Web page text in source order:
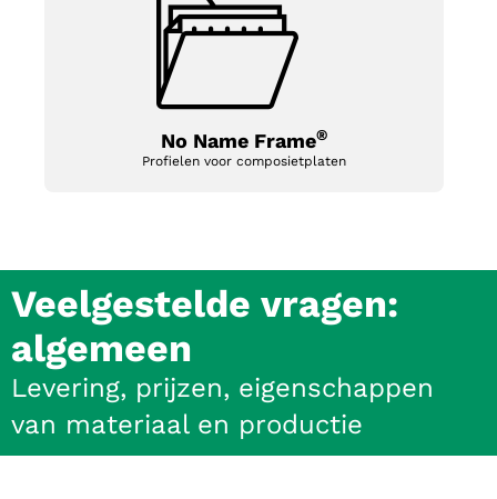
No Name Frame®
Profielen voor composietplaten
Veelgestelde vragen:
algemeen
Levering, prijzen, eigenschappen
van materiaal en productie